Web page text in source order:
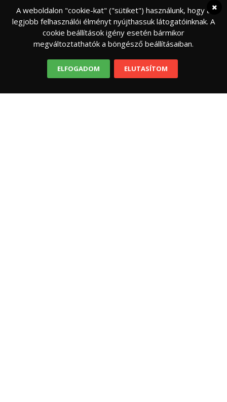
Vitaminok, napégés, részegen strandolás, zsíros
ételek, gyógyszerek, könnyed ételek – dr. Mangó
Gabriella háziorvos tanácsai a nyaralásra.
Gyógyszerek, amelyek semmiképpen se
A weboldalon "cookie-kat" ("sütiket") használunk, hogy a
legjobb felhasználói élményt nyújthassuk látogatóinknak. A
cookie beállítások igény esetén bármikor
megváltoztathatók a böngésző beállításaiban.
ELFOGADOM ELUTASÍTOM